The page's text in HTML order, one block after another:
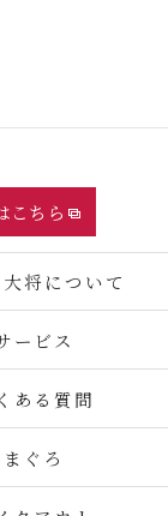
こちら
将について
ービス
ある質問
まぐろ